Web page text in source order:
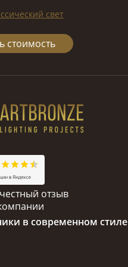
свет
стоимость
отзыв
в современном стиле